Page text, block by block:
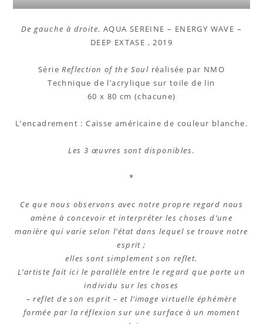
De gauche à droite. AQUA SEREINE – ENERGY WAVE –
DEEP EXTASE , 2019
SérieReflection of the Soul réalisée par NMO
Technique de l’acrylique sur toile de lin
60 x 80 cm (chacune)
L’encadrement : Caisse américaine de couleur blanche.
Les 3 œuvres sont disponibles.
*
Ce que nous observons avec notre propre regard nous
amène à concevoir et interpréter les choses d’une
manière qui varie selon l’état dans lequel se trouve notre
esprit ;
elles sont simplement son reflet.
L’artiste fait ici le parallèle entre le regard que porte un
individu sur les choses
– reflet de son esprit – et l’image virtuelle éphémère
formée par la réflexion sur une surface à un moment